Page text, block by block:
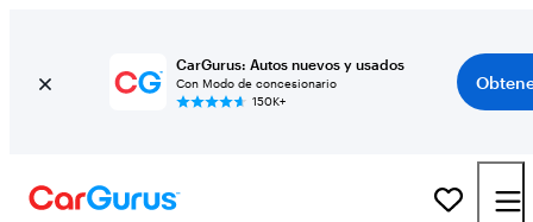
CarGurus: Autos nuevos y usados
Con Modo de concesionario
150K+